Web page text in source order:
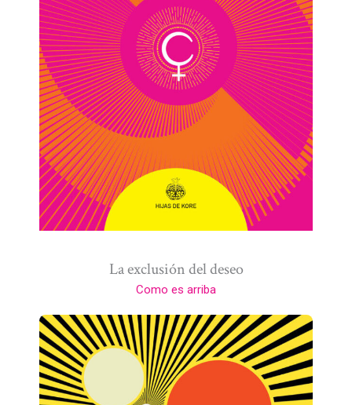
La exclusión del deseo
Como es arriba